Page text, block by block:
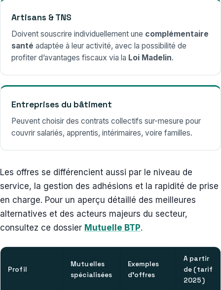
Artisans & TNS
Doivent souscrire individuellement une complémentaire
santé adaptée à leur activité, avec la possibilité de
profiter d’avantages fiscaux via la Loi Madelin.
Entreprises du bâtiment
Peuvent choisir des contrats collectifs sur-mesure pour
couvrir salariés, apprentis, intérimaires, voire familles.
Les offres se différencient aussi par le niveau de
service, la gestion des adhésions et la rapidité de prise
en charge. Pour un aperçu détaillé des meilleures
alternatives et des acteurs majeurs du secteur,
consultez ce dossier Mutuelle BTP.
Profil
Mutuelles
spécialisées
Exemples
d’offres
A partir
de (tarif
2025)